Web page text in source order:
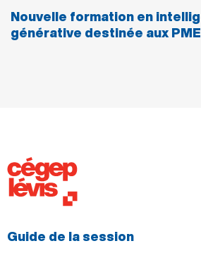
Nouvelle formation en
générative destinée aux PME
Guide de la session